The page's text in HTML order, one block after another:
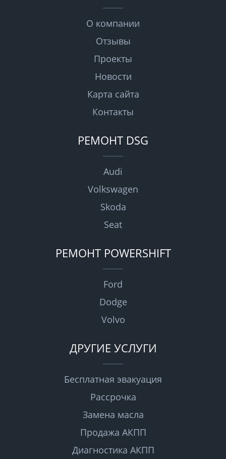
О компании
Отзывы
Проекты
Новости
Карта сайта
Контакты
РЕМОНТ DSG
Audi
Volkswagen
Skoda
Seat
РЕМОНТ POWERSHIFT
Ford
Dodge
Volvo
ДРУГИЕ УСЛУГИ
Бесплатная эвакуация
Рассрочка
Замена масла
Продажа АКПП
Диагностика АКПП